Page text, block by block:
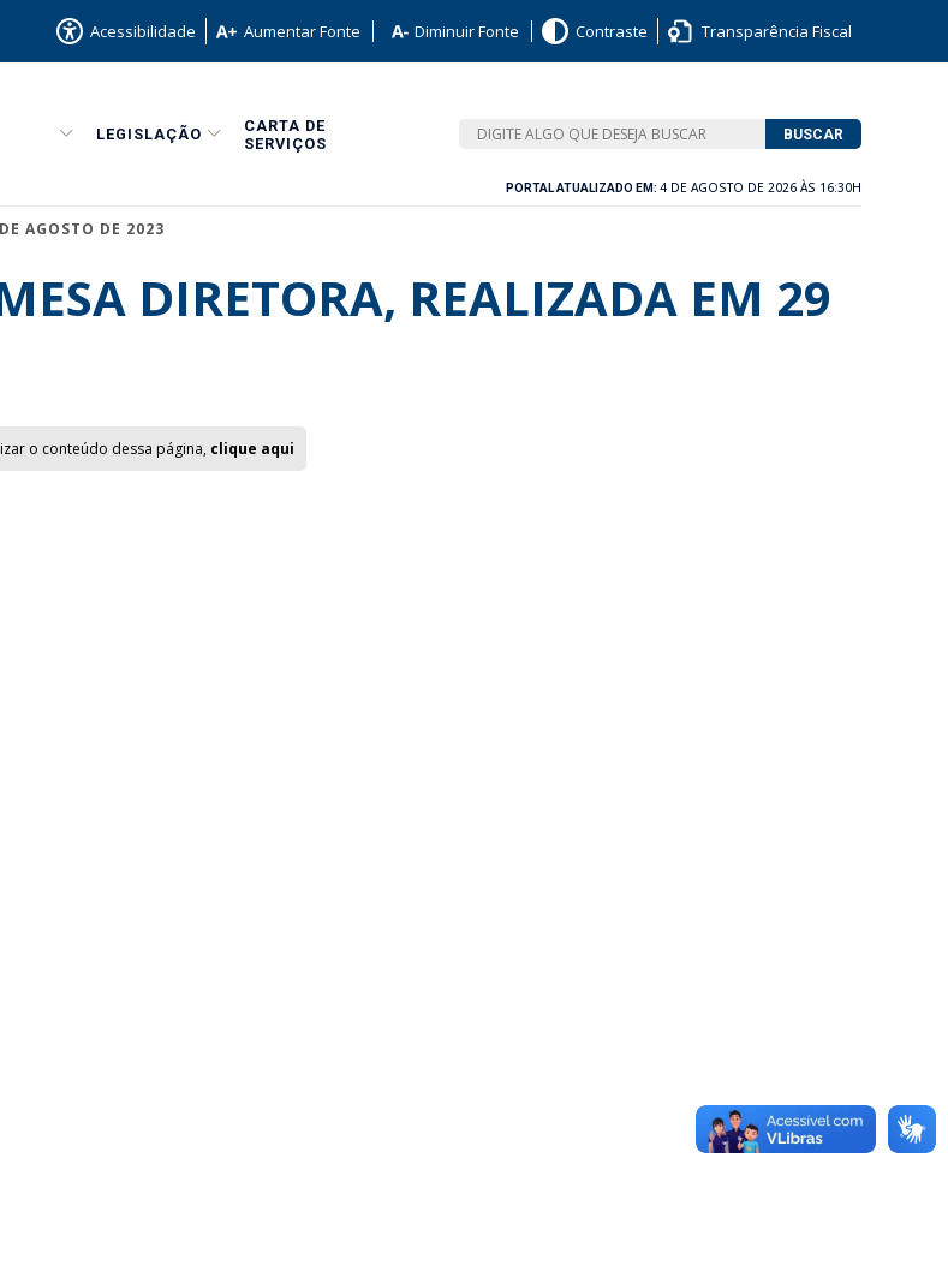
Acessibilidade Aumentar Fonte Diminuir Fonte Contraste Transparência Fiscal
LEGISLAÇÃO
CARTA DE
SERVIÇOS
BUSCAR
PORTAL ATUALIZADO EM: 4 DE AGOSTO DE 2026 ÀS 16:30H
AGOSTO DE 2023
DIRETORA, REALIZADA EM 29
o conteúdo dessa página, clique aqui